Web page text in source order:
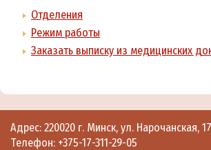
Отделения
Режим работы
Заказать выписку из медицинских
Адрес: 220020 г. Минск, ул. Нарочанская, 17
Телефон: +375-17-311-29-05